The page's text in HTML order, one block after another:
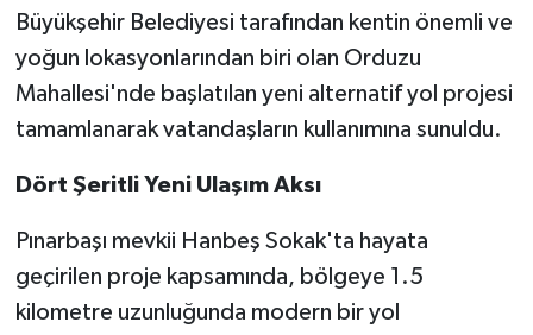
Büyükşehir Belediyesi tarafından kentin önemli ve
yoğun lokasyonlarından biri olan Orduzu
Mahallesi'nde başlatılan yeni alternatif yol projesi
tamamlanarak vatandaşların kullanımına sunuldu.
Dört Şeritli Yeni Ulaşım Aksı
Pınarbaşı mevkii Hanbeş Sokak'ta hayata
geçirilen proje kapsamında, bölgeye 1.5
kilometre uzunluğunda modern bir yol